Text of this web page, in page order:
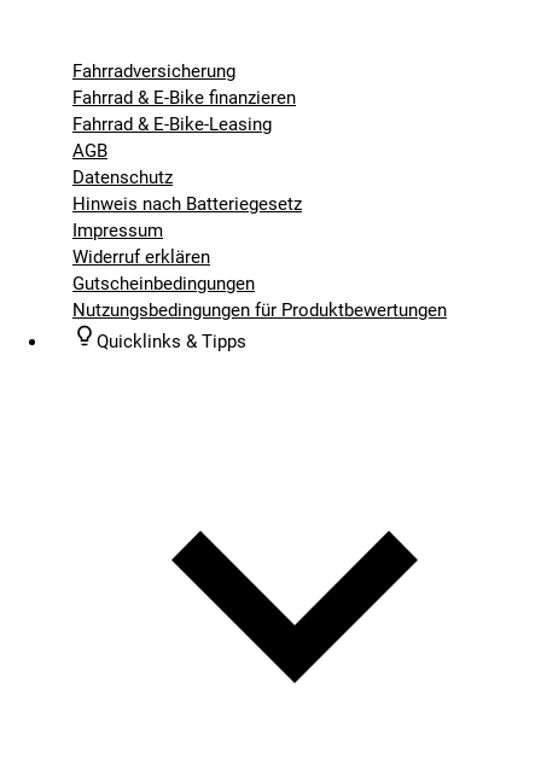
Fahrradversicherung
Fahrrad & E-Bike finanzieren
Fahrrad & E-Bike-Leasing
AGB
Datenschutz
Hinweis nach Batteriegesetz
Impressum
Widerruf erklären
Gutscheinbedingungen
Nutzungsbedingungen für Produktbewertungen
Quicklinks & Tipps